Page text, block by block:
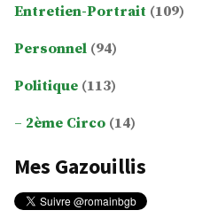
Entretien-Portrait (109)
Personnel (94)
Politique (113)
2ème Circo (14)
Mes Gazouillis